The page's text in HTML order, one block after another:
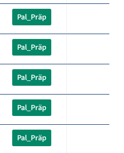
Pal_Präp
Pal_Präp
Pal_Präp
Pal_Präp
Pal_Präp